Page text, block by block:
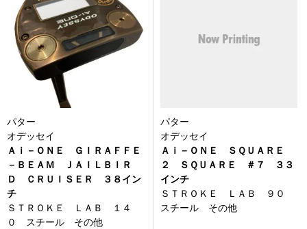
パター
オデッセイ
Ａｉ－ＯＮＥ ＧＩＲＡＦＦＥ
－ＢＥＡＭ ＪＡＩＬＢＩＲ
Ｄ ＣＲＵＩＳＥＲ ３８イン
チ
ＳＴＲＯＫＥ ＬＡＢ １４
０ スチール その他
パター
オデッセイ
Ａｉ－ＯＮＥ ＳＱＵＡＲＥ
２ ＳＱＵＡＲＥ ＃７ ３３
インチ
ＳＴＲＯＫＥ ＬＡＢ ９０
スチール その他